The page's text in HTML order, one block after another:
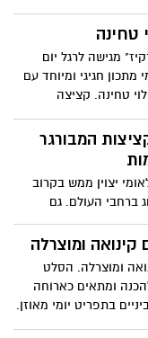
המושלמת לכל מי
עם מנה מענגת
המתכונים
של מותג מוצרי
טחינה
מגישה לרגל יום
מתכון חגיגי ומיוחד עם
טחינה. קציצה
עם שפע ירקות
עם המון טחינה ליד.
להכנה ומהווה את
ההמבורגר המצוין בכל
המבורגר
יצוין ממש בקרוב
חג ברחבי העולם. גם
נחשב לאחד המאכלים
עד כדי כך שבכל
מעולה מהגרסה
מציעים שני
טעימות ובריאות
ומוצרלה
ומוצרלה. הסלט
ומתאים כארוחה
בתפריט יומי מאוזן.